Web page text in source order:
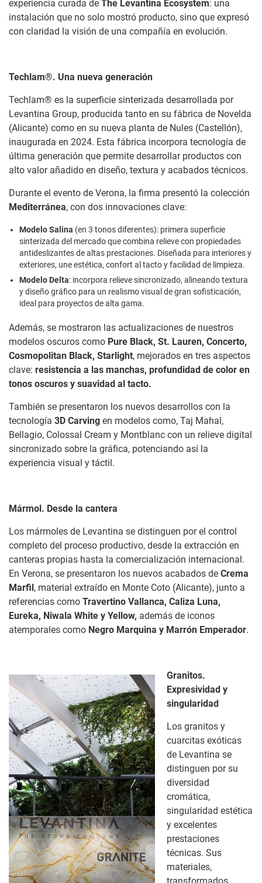
experiencia curada de The Levantina Ecosystem: una
instalación que no solo mostró producto, sino que expresó
con claridad la visión de una compañía en evolución.
Techlam®. Una nueva generación
Techlam® es la superficie sinterizada desarrollada por
Levantina Group, producida tanto en su fábrica de Novelda
(Alicante) como en su nueva planta de Nules (Castellón),
inaugurada en 2024. Esta fábrica incorpora tecnología de
última generación que permite desarrollar productos con
alto valor añadido en diseño, textura y acabados técnicos.
Durante el evento de Verona, la firma presentó la colección
Mediterránea, con dos innovaciones clave:
Modelo Salina (en 3 tonos diferentes): primera superficie
sinterizada del mercado que combina relieve con propiedades
antideslizantes de altas prestaciones. Diseñada para interiores y
exteriores, une estética, confort al tacto y facilidad de limpieza.
Modelo Delta: incorpora relieve sincronizado, alineando textura
y diseño gráfico para un realismo visual de gran sofisticación,
ideal para proyectos de alta gama.
Además, se mostraron las actualizaciones de nuestros
modelos oscuros como Pure Black, St. Lauren, Concerto,
Cosmopolitan Black, Starlight, mejorados en tres aspectos
clave: resistencia a las manchas, profundidad de color en
tonos oscuros y suavidad al tacto.
También se presentaron los nuevos desarrollos con la
tecnología 3D Carving en modelos como, Taj Mahal,
Bellagio, Colossal Cream y Montblanc con un relieve digital
sincronizado sobre la gráfica, potenciando así la
experiencia visual y táctil.
Mármol. Desde la cantera
Los mármoles de Levantina se distinguen por el control
completo del proceso productivo, desde la extracción en
canteras propias hasta la comercialización internacional.
En Verona, se presentaron los nuevos acabados de Crema
Marfil, material extraído en Monte Coto (Alicante), junto a
referencias como Travertino Vallanca, Caliza Luna,
Eureka, Niwala White y Yellow, además de iconos
atemporales como Negro Marquina y Marrón Emperador.
Granitos.
Expresividad y
singularidad
Los granitos y
cuarcitas exóticas
de Levantina se
distinguen por su
diversidad
cromática,
singularidad estética
y excelentes
prestaciones
técnicas. Sus
materiales,